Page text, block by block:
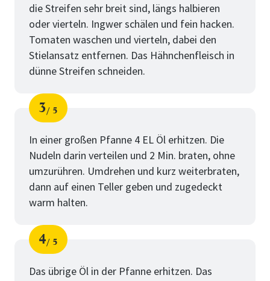
die Streifen sehr breit sind, längs halbieren
oder vierteln. Ingwer schälen und fein hacken.
Tomaten waschen und vierteln, dabei den
Stielansatz entfernen. Das Hähnchenfleisch in
dünne Streifen schneiden.
Schritt
3
von
5
In einer großen Pfanne 4 EL Öl erhitzen. Die
Nudeln darin verteilen und 2 Min. braten, ohne
umzurühren. Umdrehen und kurz weiterbraten,
dann auf einen Teller geben und zugedeckt
warm halten.
Schritt
4
von
5
Das übrige Öl in der Pfanne erhitzen. Das